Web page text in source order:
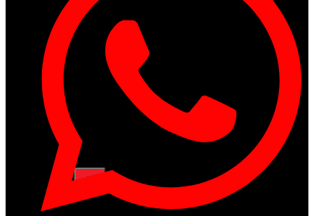
Contacto
Acceder
Iniciar Sesion
Registro
Restablecer la contraseña
X